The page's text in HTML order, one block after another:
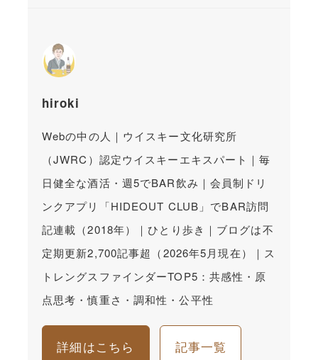
hiroki
Webの中の人｜ウイスキー文化研究所
（JWRC）認定ウイスキーエキスパート｜毎
日健全な酒活・週5でBAR飲み｜会員制ドリ
ンクアプリ「HIDEOUT CLUB」でBAR訪問
記連載（2018年）｜ひとり歩き｜ブログは不
定期更新2,700記事超（2026年5月現在）｜ス
トレングスファインダーTOP5：共感性・原
点思考・慎重さ・調和性・公平性
詳細はこちら 記事一覧